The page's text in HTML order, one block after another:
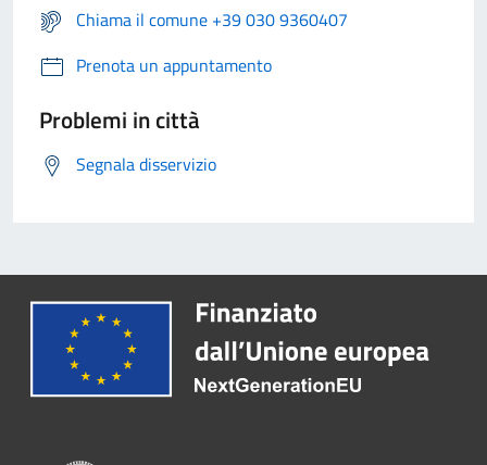
Chiama il comune +39 030 9360407
Prenota un appuntamento
Problemi in città
Segnala disservizio